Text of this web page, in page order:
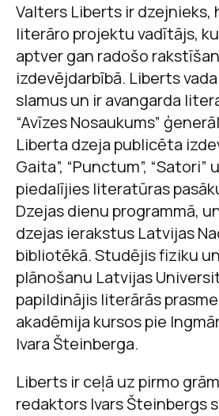
Valters Liberts ir dzejnieks,
literāro projektu vadītājs,
aptver gan radošo
izdevējdarbībā. Liberts
slamus un ir avangarda
“Avīzes Nosaukums”
Liberta dzeja publicēta
Gaita”, “Punctum”, “Satori”
piedalījies literatūras
Dzejas dienu programmā,
dzejas ierakstus Latvijas
bibliotēkā. Studējis fiziku
plānošanu Latvijas
papildinājis literārās
akadēmija kursos pie
Ivara Šteinberga.
Liberts ir ceļā uz pirmo
redaktors Ivars Šteinbergs